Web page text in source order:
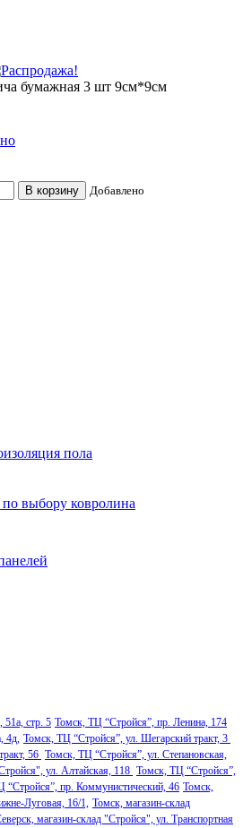
бумажная 3 шт 9см*9см
В корзину Добавлено
пола
по выбору ковролина
стр. 5 Томск, ТЦ “Стройся”, пр. Ленина, 174
4д, Томск, ТЦ “Стройся”, ул. Шегарский тракт, 3
56 Томск, ТЦ “Стройся”, ул. Степановская,
ул. Алтайская, 118 Томск, ТЦ “Стройся”,
“Стройся”, пр. Коммунистический, 46 Томск,
Луговая, 16/1, Томск, магазин-склад
магазин-склад "Стройся", ул. Транспортная